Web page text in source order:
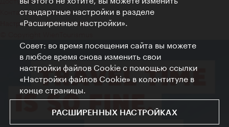
Контакты для прессы
Настройки файлов Cookie
стандартные настройки в разделе
«Расширенные настройки».
Совет: во время посещения сайта вы можете
в любое время снова изменить свои
настройки файлов Cookie с помощью ссылки
«Настройки файлов Cookie» в колонтитуле в
конце страницы.
РАСШИРЕННЫХ НАСТРОЙКАХ